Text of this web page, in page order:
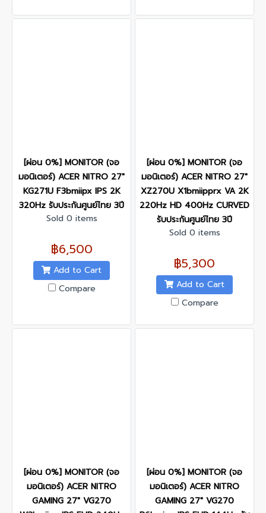
[ผ่อน 0%] MONITOR (จอ
มอนิเตอร์) ACER NITRO 27"
KG271U F3bmiipx IPS 2K
320Hz รับประกันศูนย์ไทย 3ปี
Sold 0 items
฿6,500
Add to Cart
Compare
[ผ่อน 0%] MONITOR (จอ
มอนิเตอร์) ACER NITRO 27"
XZ270U X1bmiipprx VA 2K
220Hz HD 400Hz CURVED
รับประกันศูนย์ไทย 3ปี
Sold 0 items
฿5,300
Add to Cart
Compare
[ผ่อน 0%] MONITOR (จอ
มอนิเตอร์) ACER NITRO
GAMING 27" VG270
[ผ่อน 0%] MONITOR (จอ
มอนิเตอร์) ACER NITRO
GAMING 27" VG270